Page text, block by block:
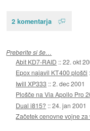
2 komentarja
Preberite si še…
Abit KD7-RAID ::22. okt
Epox najavil KT400 plošči
Iwill XP333 ::2. dec 2001
Plošče na Via Apollo Pro
Dual i815? ::24. jan 2001
Začetek cenovne vojne za